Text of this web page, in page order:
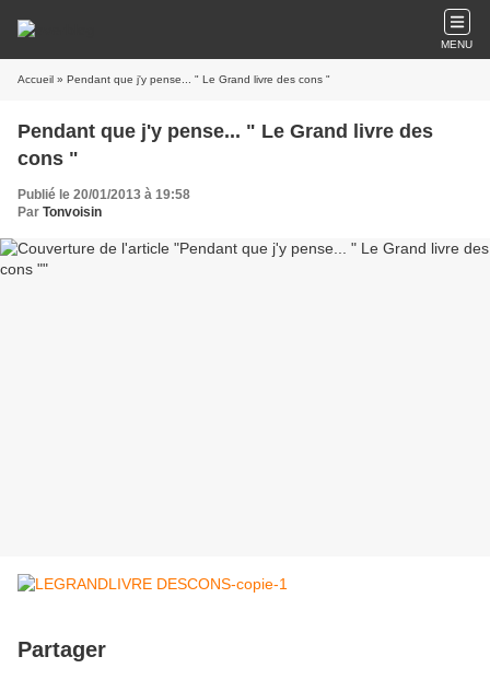
MENU
Accueil » Pendant que j'y pense... " Le Grand livre des cons "
Pendant que j'y pense... " Le Grand livre des
cons "
Publié le 20/01/2013 à 19:58
Par Tonvoisin
Partager